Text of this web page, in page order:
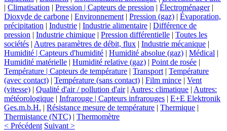
| Climatisation | Pression | Capteurs de pression | Électroménager|
Dioxyde de carbone | Environnement | Pression (gaz) | Évaporation,
précipitation | Industrie | Industrie alimentaire | Différence de
pression | Industrie chimique | Pression différentielle | Toutes les
sociétés | Autres paramètres de débit, flux | Industrie mécanique |
Humidité | Capteurs d'humidité | Humidité absolue (gaz) | Médical |
Humidité matérielle | Humidité relative (gaz) | Point de rosée |
Température | Capteurs de température | Transport | Température
(avec contact) | Température (sans contact) | Film mince | Vent
(vitesse) | Qualité d'air / pollution d'air| Autres: climatique | Autres:
météorologique | Infrarouge | Capteurs infrarouges | E+E Elektronik
Ges.m.b.H. | Résistance mesure de température | Thermique |
Thermistance (NTC) | Thermomètre
< Précédent Suivant >